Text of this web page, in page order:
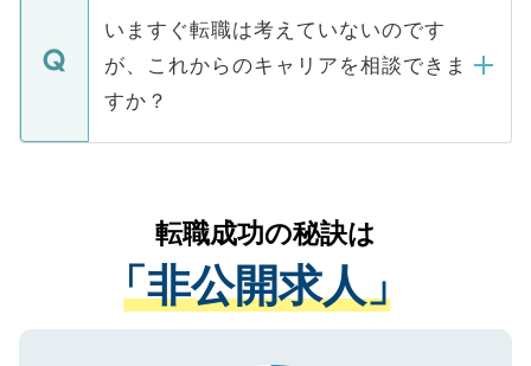
に、医療機関が求める条件に合った人材の
みを人材紹介会社に依頼するケースが増え
ています。
の辞退の連絡はキャリアパートナーが行い
で、ご安心ください。当サイトからの登録
などで収集したご登録者様の個人情報は、
ご本人のキャリアアップおよび転職活動の
支援を目的に使用いたします。お預かりし
ているすべての個人データはご本人の許可
は、個人情報の取り扱いについての厳密な
管理基準を満たした事業者のみに付与され
る、プライバシーマークを取得済みです。
いますぐ転職は考えていないのです
が、これからのキャリアを相談できま
すか？
かがいして、現在の医療機関の状況や紹介
経験をまじえながら、適切なアドバイスを
させていただきます。すぐにご転職をされ
ない方には、長期的なサポートが可能です
ので、まずはご登録ください。
転職成功の秘訣は
「非公開求人」